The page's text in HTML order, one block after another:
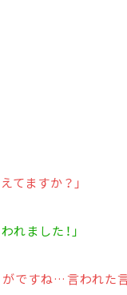
てますか？」
れました！」
ですね…言われた言